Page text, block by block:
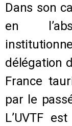
Dans son
en
délégation
France
par le
L’UVTF